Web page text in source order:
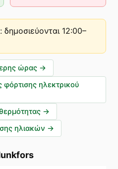
: δημοσιεύονται 12:00–
ώρας →
ηλεκτρικού
→
ηλιακών →